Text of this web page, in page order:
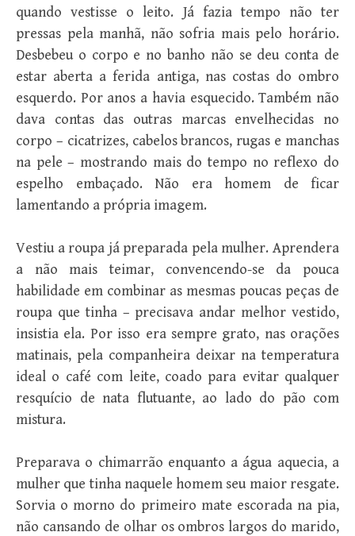
quando vestisse o leito. Já fazia tempo não ter
pressas pela manhã, não sofria mais pelo horário.
Desbebeu o corpo e no banho não se deu conta de
estar aberta a ferida antiga, nas costas do ombro
esquerdo. Por anos a havia esquecido. Também não
dava contas das outras marcas envelhecidas no
corpo – cicatrizes, cabelos brancos, rugas e manchas
na pele – mostrando mais do tempo no reflexo do
espelho embaçado. Não era homem de ficar
lamentando a própria imagem.
Vestiu a roupa já preparada pela mulher. Aprendera
a não mais teimar, convencendo-se da pouca
habilidade em combinar as mesmas poucas peças de
roupa que tinha – precisava andar melhor vestido,
insistia ela. Por isso era sempre grato, nas orações
matinais, pela companheira deixar na temperatura
ideal o café com leite, coado para evitar qualquer
resquício de nata flutuante, ao lado do pão com
mistura.
Preparava o chimarrão enquanto a água aquecia, a
mulher que tinha naquele homem seu maior resgate.
Sorvia o morno do primeiro mate escorada na pia,
não cansando de olhar os ombros largos do marido,